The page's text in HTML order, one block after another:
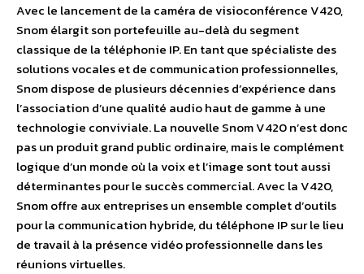
Avec le lancement de la caméra de visioconférence V420,
Snom élargit son portefeuille au-delà du segment
classique de la téléphonie IP. En tant que spécialiste des
solutions vocales et de communication professionnelles,
Snom dispose de plusieurs décennies d’expérience dans
l’association d’une qualité audio haut de gamme à une
technologie conviviale. La nouvelle Snom V420 n’est donc
pas un produit grand public ordinaire, mais le complément
logique d’un monde où la voix et l’image sont tout aussi
déterminantes pour le succès commercial. Avec la V420,
Snom offre aux entreprises un ensemble complet d’outils
pour la communication hybride, du téléphone IP sur le lieu
de travail à la présence vidéo professionnelle dans les
réunions virtuelles.